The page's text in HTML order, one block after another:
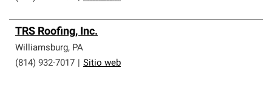
TRS Roofing, Inc.
Williamsburg, PA
(814) 932-7017
Sitio web